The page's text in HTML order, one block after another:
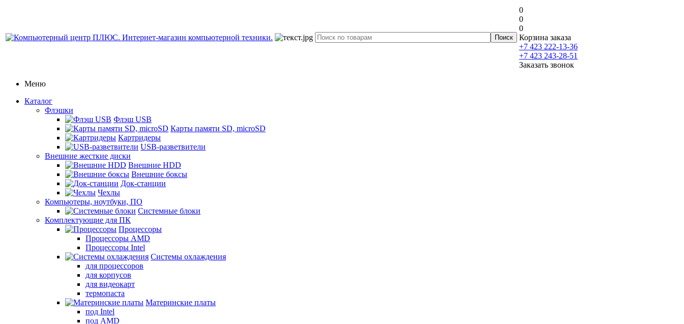
0
0
0
Корзина заказа
+7 423 222-13-36
+7 423 243-28-51
Заказать звонок
Меню
Каталог
Флэшки
Флэш USB
Карты памяти SD, microSD
Картридеры
USB-разветвители
Внешние жесткие диски
Внешние HDD
Внешние боксы
Док-станции
Чехлы
Компьютеры, ноутбуки, ПО
Системные блоки
Комплектующие для ПК
Процессоры
Процессоры AMD
Процессоры Intel
Системы охлаждения
для процессоров
для корпусов
для видеокарт
термопаста
Материнские платы
под Intel
под AMD